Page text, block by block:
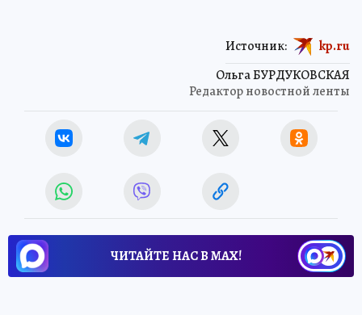
Ольга БУРДУКОВСКАЯ
Редактор новостной ленты
Источник: kp.ru
ЧИТАЙТЕ НАС В МАХ!